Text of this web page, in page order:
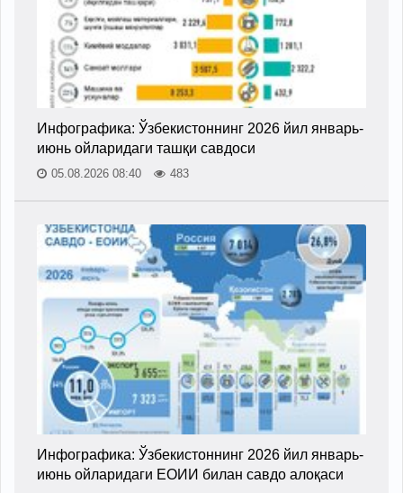
Инфографика: Ўзбекистоннинг 2026 йил январь-
июнь ойларидаги ташқи савдоси
05.08.2026 08:40 483
Инфографика: Ўзбекистоннинг 2026 йил январь-
июнь ойларидаги ЕОИИ билан савдо алоқаси